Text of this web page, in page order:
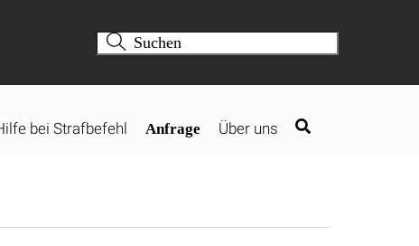
bei Strafbefehl Anfrage Über uns